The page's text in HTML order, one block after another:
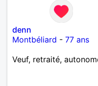
denn
Montbéliard - 77 ans
Veuf, retraité,